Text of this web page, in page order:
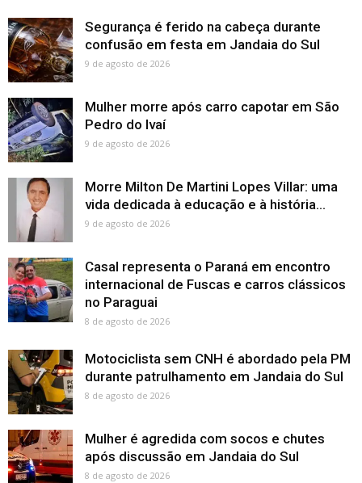
Segurança é ferido na cabeça durante
confusão em festa em Jandaia do Sul
9 de agosto de 2026
Mulher morre após carro capotar em São
Pedro do Ivaí
9 de agosto de 2026
Morre Milton De Martini Lopes Villar: uma
vida dedicada à educação e à história...
9 de agosto de 2026
Casal representa o Paraná em encontro
internacional de Fuscas e carros clássicos
no Paraguai
8 de agosto de 2026
Motociclista sem CNH é abordado pela PM
durante patrulhamento em Jandaia do Sul
8 de agosto de 2026
Mulher é agredida com socos e chutes
após discussão em Jandaia do Sul
8 de agosto de 2026